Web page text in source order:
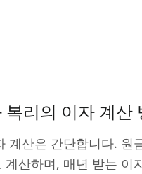
복리의 이자 계산
계산은 간단합니다. 원
계산하며, 매년 받는 이